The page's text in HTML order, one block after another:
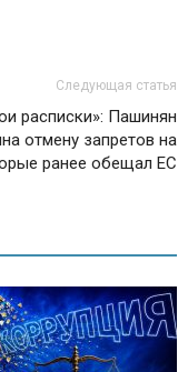
Следующая статья
расписки»: Пашинян
отмену запретов на
ранее обещал ЕС